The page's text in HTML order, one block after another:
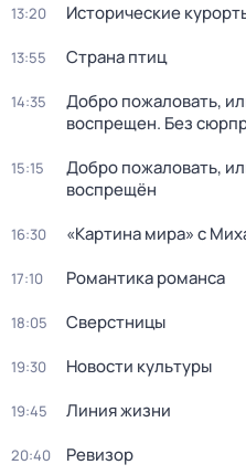
13:20 Исторические
13:55 Страна птиц
14:35
Добро пожаловать,
воспрещен. Без
15:15
Добро пожаловать,
воспрещён
16:30 «Картина мира» с
17:10 Романтика романса
18:05 Сверстницы
19:30 Новости культуры
19:45 Линия жизни
20:40 Ревизор